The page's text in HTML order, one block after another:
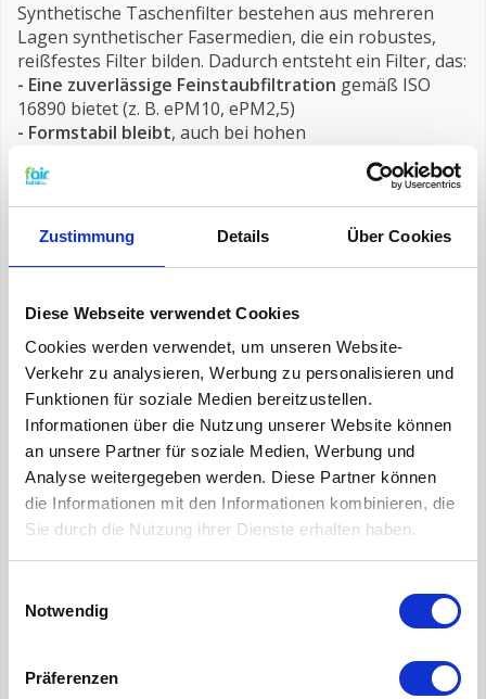
Zustimmung Details Über Cookies
Diese Webseite verwendet Cookies
Cookies werden verwendet, um unseren Website-
Verkehr zu analysieren, Werbung zu personalisieren und
Funktionen für soziale Medien bereitzustellen.
Informationen über die Nutzung unserer Website können
an unsere Partner für soziale Medien, Werbung und
Analyse weitergegeben werden. Diese Partner können
die Informationen mit den Informationen kombinieren, die
Sie durch die Nutzung ihrer Dienste erhalten haben.
Notwendig
Präferenzen
Synthetische Taschenfilter bestehen aus mehreren
Lagen synthetischer Fasermedien, die ein robustes,
reißfestes Filter bilden. Dadurch entsteht ein Filter, das:
- Eine zuverlässige Feinstaubfiltration gemäß ISO
16890 bietet (z. B. ePM10, ePM2,5)
- Formstabil bleibt, auch bei hohen
Luftgeschwindigkeiten und wechselnder Belastung
- Vollständig synthetisch & feuchtigkeitsbeständig
ist – kein Risiko wie bei Glasfaserfiltern
- Eine gute Staubspeicherkapazität
für stabile
Leistung während der Standzeit besitzt
- Als Vor- oder Feinfilterin ein- oder mehrstufigen
Für welche Anwendungen?
- Büro- und Verwaltungsgebäude
- Schulen, öffentliche Einrichtungen und
Gesundheitswesen
- Gewerbliche Lüftungssysteme und Einzelhandel
- Technikräume, Serverräume und leichte Industrie
- Produktions- und Logistikumgebungen
Luftvolumenströmen
Vorteile für Installateure &